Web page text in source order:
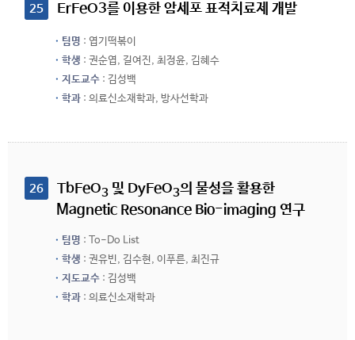
25 ErFeO3를 이용한 암세포 표적치료제 개발
팀명 : 엽기떡볶이
학생 : 권순엽, 길여진, 최정윤, 김혜수
지도교수 : 김성백
학과 : 의료신소재학과, 방사선학과
26 TbFeO3 및 DyFeO3의 물성을 활용한
Magnetic Resonance Bio-imaging 연구
팀명 : To-Do List
학생 : 권유빈, 김수현, 이푸른, 최진규
지도교수 : 김성백
학과 : 의료신소재학과